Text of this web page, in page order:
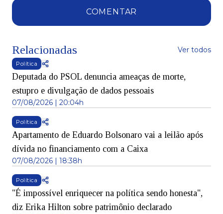
COMENTAR
Relacionadas Ver todos
Política
Deputada do PSOL denuncia ameaças de morte,
estupro e divulgação de dados pessoais
07/08/2026 | 20:04h
Política
Apartamento de Eduardo Bolsonaro vai a leilão após
dívida no financiamento com a Caixa
07/08/2026 | 18:38h
Política
"É impossível enriquecer na política sendo honesta",
diz Erika Hilton sobre patrimônio declarado